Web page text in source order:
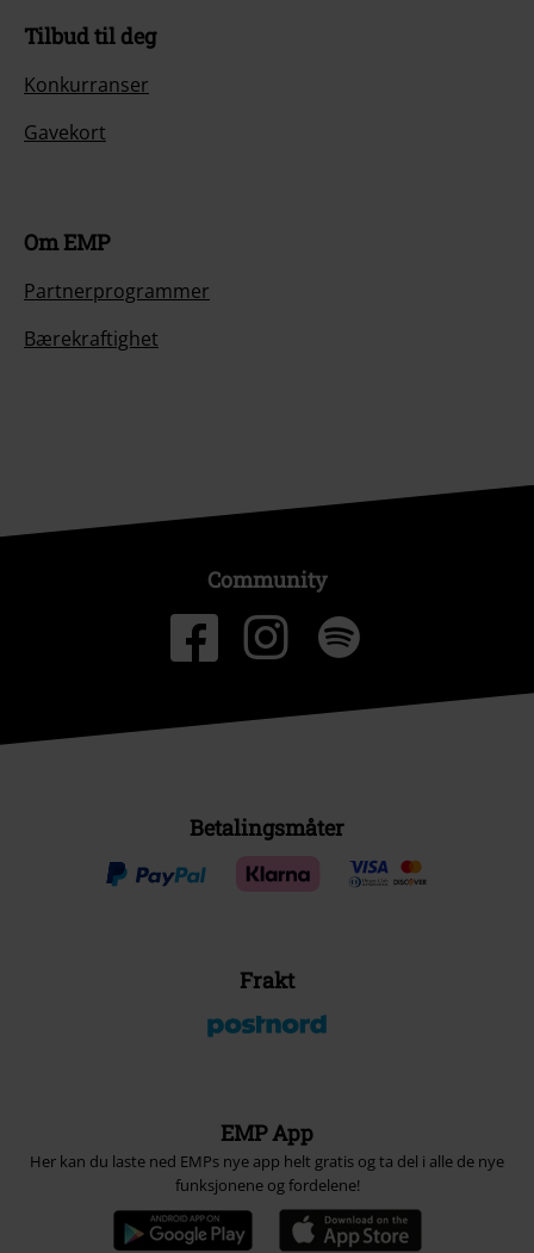
Tilbud til deg
Konkurranser
Gavekort
Om EMP
Partnerprogrammer
Bærekraftighet
Community
Betalingsmåter
Frakt
EMP App
Her kan du laste ned EMPs nye app helt gratis og ta del i alle de nye
funksjonene og fordelene!